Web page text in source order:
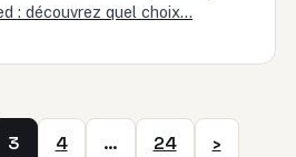
: découvrez quel choix…
3 4 … 24 ›